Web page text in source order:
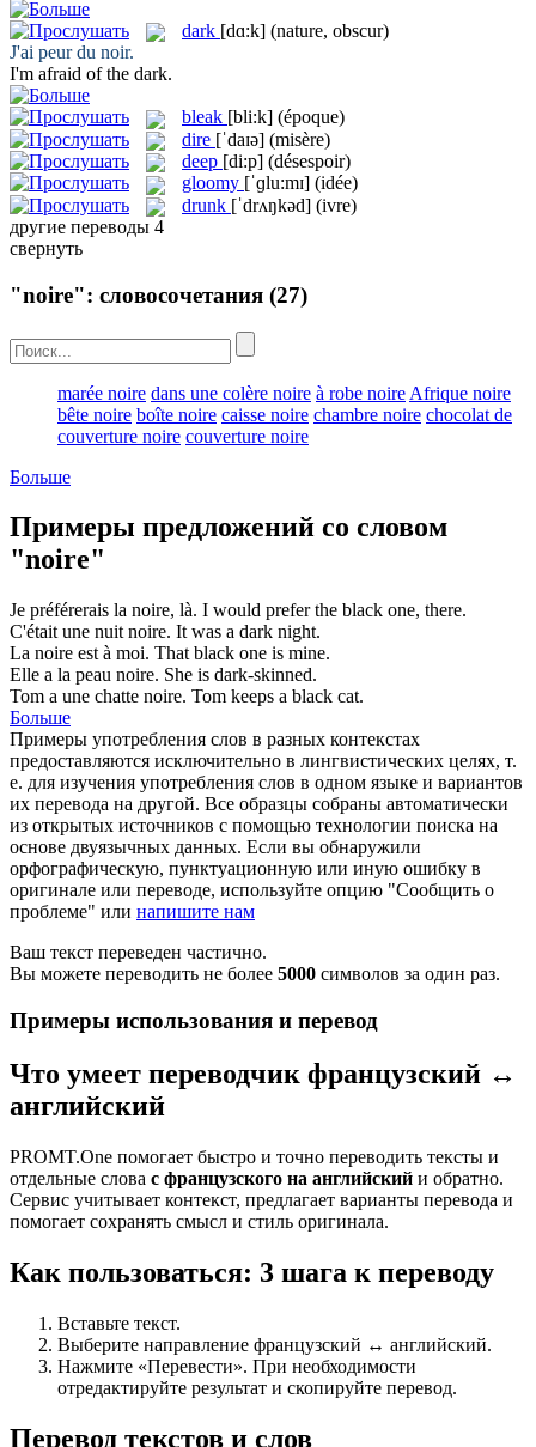
dark [dɑ:k] (nature, obscur)
J'ai peur du noir.
I'm afraid of the dark.
bleak [bli:k] (époque)
dire [ˈdaɪə] (misère)
deep [di:p] (désespoir)
gloomy [ˈɡlu:mɪ] (idée)
drunk [ˈdrʌŋkəd] (ivre)
другие переводы 4
свернуть
"noire": словосочетания (27)
marée noire dans une colère noire à robe noire Afrique noire
bête noire boîte noire caisse noire chambre noire chocolat de
couverture noire couverture noire
Больше
Примеры предложений со словом
"noire"
Je préférerais la noire, là. I would prefer the black one, there.
C'était une nuit noire. It was a dark night.
La noire est à moi. That black one is mine.
Elle a la peau noire. She is dark-skinned.
Tom a une chatte noire. Tom keeps a black cat.
Больше
Примеры употребления слов в разных контекстах
предоставляются исключительно в лингвистических целях, т.
е. для изучения употребления слов в одном языке и вариантов
их перевода на другой. Все образцы собраны автоматически
из открытых источников с помощью технологии поиска на
основе двуязычных данных. Если вы обнаружили
орфографическую, пунктуационную или иную ошибку в
оригинале или переводе, используйте опцию "Сообщить о
проблеме" или напишите нам
Ваш текст переведен частично.
Вы можете переводить не более 5000 символов за один раз.
Примеры использования и перевод
Что умеет переводчик французский ↔
английский
PROMT.One помогает быстро и точно переводить тексты и
отдельные слова с французского на английский и обратно.
Сервис учитывает контекст, предлагает варианты перевода и
помогает сохранять смысл и стиль оригинала.
Как пользоваться: 3 шага к переводу
Вставьте текст.
Выберите направление французский ↔ английский.
Нажмите «Перевести». При необходимости
отредактируйте результат и скопируйте перевод.
Перевод текстов и слов